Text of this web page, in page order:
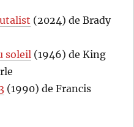
(2024) de Brady
soleil (1946) de King
(1990) de Francis